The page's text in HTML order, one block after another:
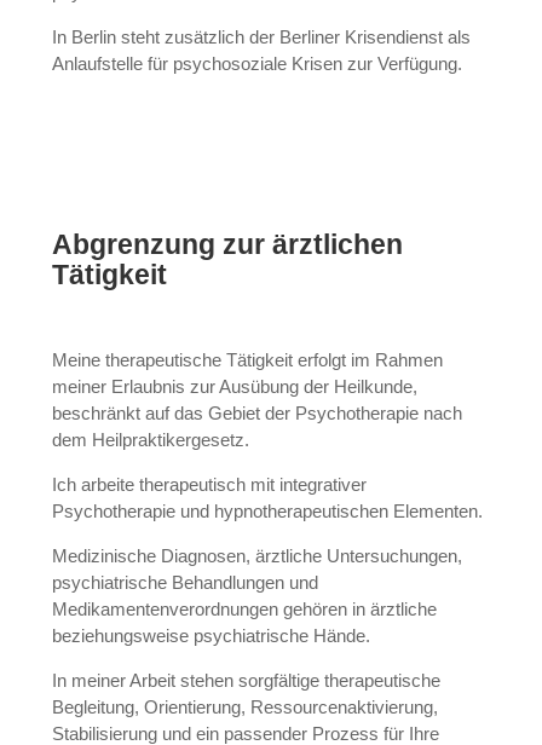
In Berlin steht zusätzlich der Berliner Krisendienst als
Anlaufstelle für psychosoziale Krisen zur Verfügung.
Abgrenzung zur ärztlichen
Tätigkeit
Meine therapeutische Tätigkeit erfolgt im Rahmen
meiner Erlaubnis zur Ausübung der Heilkunde,
beschränkt auf das Gebiet der Psychotherapie nach
dem Heilpraktikergesetz.
Ich arbeite therapeutisch mit integrativer
Psychotherapie und hypnotherapeutischen Elementen.
Medizinische Diagnosen, ärztliche Untersuchungen,
psychiatrische Behandlungen und
Medikamentenverordnungen gehören in ärztliche
beziehungsweise psychiatrische Hände.
In meiner Arbeit stehen sorgfältige therapeutische
Begleitung, Orientierung, Ressourcenaktivierung,
Stabilisierung und ein passender Prozess für Ihre